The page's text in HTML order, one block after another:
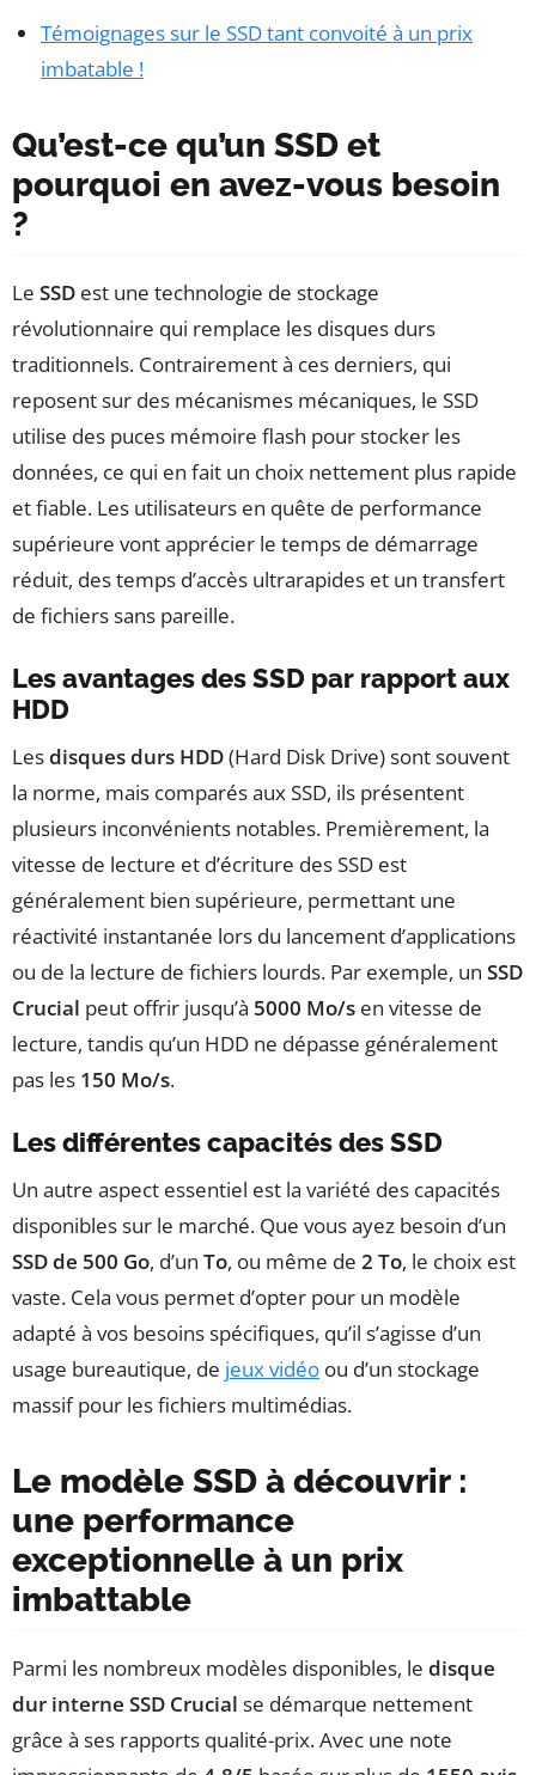
Témoignages sur le SSD tant convoité à un prix
imbatable !
Qu’est-ce qu’un SSD et
pourquoi en avez-vous besoin
?
Le SSD est une technologie de stockage
révolutionnaire qui remplace les disques durs
traditionnels. Contrairement à ces derniers, qui
reposent sur des mécanismes mécaniques, le SSD
utilise des puces mémoire flash pour stocker les
données, ce qui en fait un choix nettement plus rapide
et fiable. Les utilisateurs en quête de performance
supérieure vont apprécier le temps de démarrage
réduit, des temps d’accès ultrarapides et un transfert
de fichiers sans pareille.
Les avantages des SSD par rapport aux
HDD
Lesdisques durs HDD(Hard Disk Drive) sont souvent
la norme, mais comparés aux SSD, ils présentent
plusieurs inconvénients notables. Premièrement, la
vitesse de lecture et d’écriture des SSD est
généralement bien supérieure, permettant une
réactivité instantanée lors du lancement d’applications
ou de la lecture de fichiers lourds. Par exemple, un SSD
Crucial peut offrir jusqu’à 5000 Mo/s en vitesse de
lecture, tandis qu’un HDD ne dépasse généralement
pas les 150 Mo/s.
Les différentes capacités des SSD
Un autre aspect essentiel est la variété des capacités
disponibles sur le marché. Que vous ayez besoin d’un
SSD de 500 Go, d’un To, ou même de 2 To, le choix est
vaste. Cela vous permet d’opter pour un modèle
adapté à vos besoins spécifiques, qu’il s’agisse d’un
usage bureautique, de jeux vidéo ou d’un stockage
massif pour les fichiers multimédias.
Le modèle SSD à découvrir :
une performance
exceptionnelle à un prix
imbattable
Parmi les nombreux modèles disponibles, le disque
dur interne SSD Crucial se démarque nettement
grâce à ses rapports qualité-prix. Avec une note